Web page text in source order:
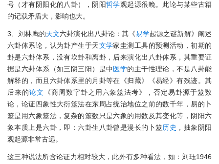
号（才有阴阳化的八卦），阴阳哲学观起源很晚。此论与某些古籍
的记载矛盾大，影响也大。
3、刘林鹰的天文六卦演化出八卦论：其《易学起源之谜新解》阐述
六卦体系论，认为卦产生于天文学家圭测工具的预测活动，初期的
卦是六卦体系，没有坎卦和离卦，后来演化出八卦体系，其重要证
据是六卦体系（如三阴三阳）是中 医学的主干性理论，不是八卦能
解释的，而且六卦体系里的月卦等在《归藏》《易经》有残迹。其
后来的论文
《商周数字卦之用六象筮法考》，否定易卦源于筮数
论，论证四象性大衍筮法在东周占统治地位之前的数千年，易的卜
筮是用六象筮法，复杂的筮数只是六象的用数及其变化等，阴阳六
象本质上是六卦，即：六卦生八卦曾是漫长的卜筮历史 ，抽象阴阳
观起源非常古远。
这三种说法所含论证力相对较大，此外有多种看法，如：刘珏1946